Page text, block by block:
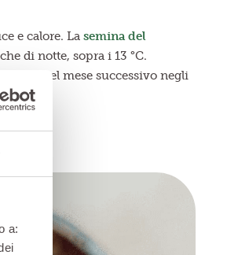
a:
e calore. La semina del
di notte, sopra i 13 °C.
nel mese successivo negli